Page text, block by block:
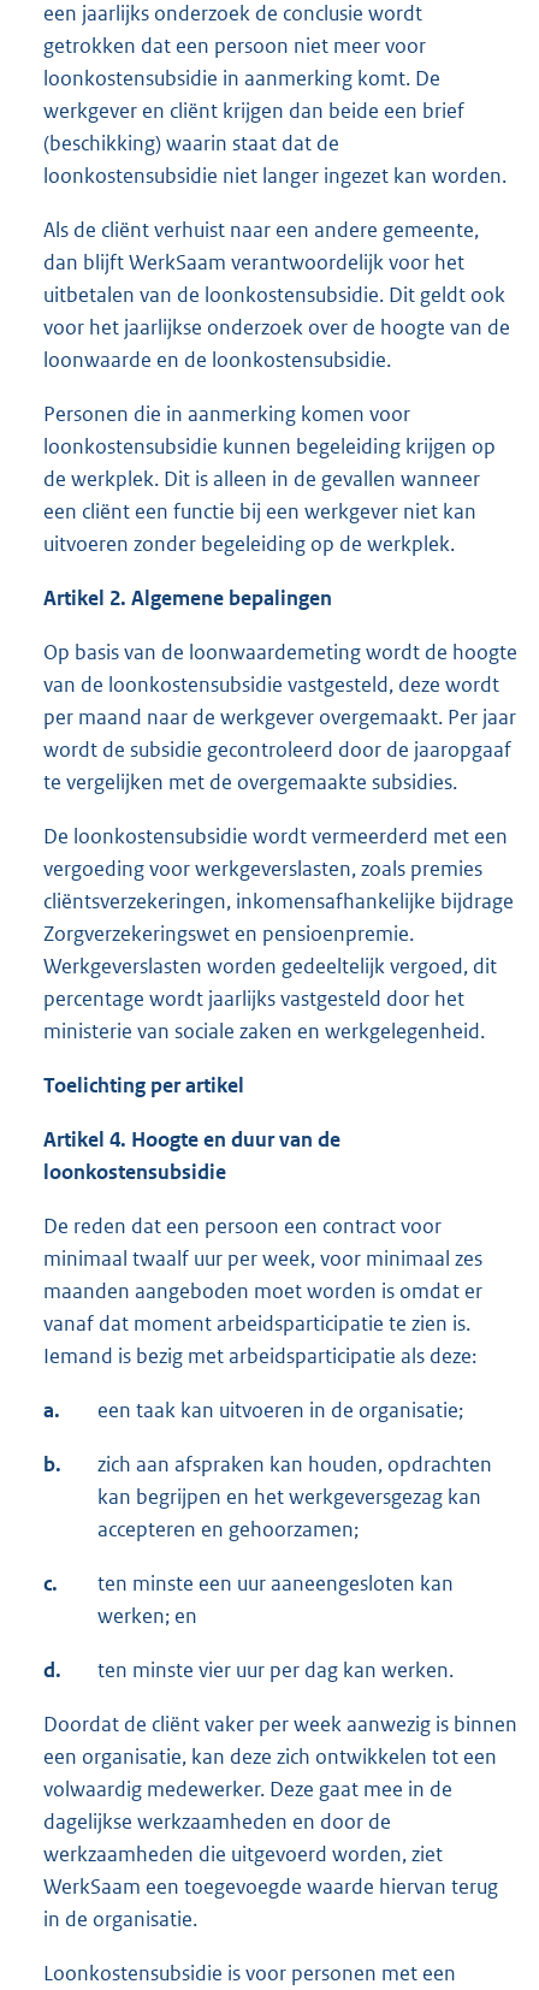
een jaarlijks onderzoek de conclusie wordt
getrokken dat een persoon niet meer voor
loonkostensubsidie in aanmerking komt. De
werkgever en cliënt krijgen dan beide een brief
(beschikking) waarin staat dat de
loonkostensubsidie niet langer ingezet kan worden.
Als de cliënt verhuist naar een andere gemeente,
dan blijft WerkSaam verantwoordelijk voor het
uitbetalen van de loonkostensubsidie. Dit geldt ook
voor het jaarlijkse onderzoek over de hoogte van de
loonwaarde en de loonkostensubsidie.
Personen die in aanmerking komen voor
loonkostensubsidie kunnen begeleiding krijgen op
de werkplek. Dit is alleen in de gevallen wanneer
een cliënt een functie bij een werkgever niet kan
uitvoeren zonder begeleiding op de werkplek.
Artikel 2. Algemene bepalingen
Op basis van de loonwaardemeting wordt de hoogte
van de loonkostensubsidie vastgesteld, deze wordt
per maand naar de werkgever overgemaakt. Per jaar
wordt de subsidie gecontroleerd door de jaaropgaaf
te vergelijken met de overgemaakte subsidies.
De loonkostensubsidie wordt vermeerderd met een
vergoeding voor werkgeverslasten, zoals premies
cliëntsverzekeringen, inkomensafhankelijke bijdrage
Zorgverzekeringswet en pensioenpremie.
Werkgeverslasten worden gedeeltelijk vergoed, dit
percentage wordt jaarlijks vastgesteld door het
ministerie van sociale zaken en werkgelegenheid.
Toelichting per artikel
Artikel 4. Hoogte en duur van de
loonkostensubsidie
De reden dat een persoon een contract voor
minimaal twaalf uur per week, voor minimaal zes
maanden aangeboden moet worden is omdat er
vanaf dat moment arbeidsparticipatie te zien is.
Iemand is bezig met arbeidsparticipatie als deze:
a. een taak kan uitvoeren in de organisatie;
b.
zich aan afspraken kan houden, opdrachten
kan begrijpen en het werkgeversgezag kan
accepteren en gehoorzamen;
c.
ten minste een uur aaneengesloten kan
werken; en
d. ten minste vier uur per dag kan werken.
Doordat de cliënt vaker per week aanwezig is binnen
een organisatie, kan deze zich ontwikkelen tot een
volwaardig medewerker. Deze gaat mee in de
dagelijkse werkzaamheden en door de
werkzaamheden die uitgevoerd worden, ziet
WerkSaam een toegevoegde waarde hiervan terug
in de organisatie.
Loonkostensubsidie is voor personen met een